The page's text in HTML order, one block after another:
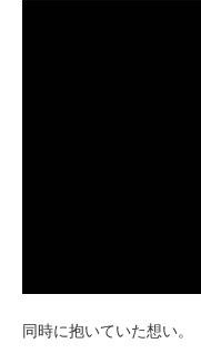
同時に抱いていた想い。